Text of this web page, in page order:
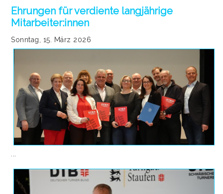
Ehrungen für verdiente langjährige
Mitarbeiter:innen
Sonntag, 15. März 2026